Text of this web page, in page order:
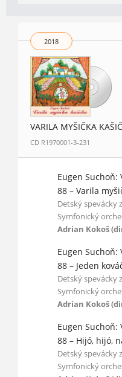
2018
VARILA MYŠIČKA
CD R1970001-3-231
Eugen Suchoň:
88 – Varila
Detský spevácky
Symfonický
Adrian Kokoš
Eugen Suchoň:
88 – Jeden
Detský spevácky
Symfonický
Adrian Kokoš
Eugen Suchoň:
88 – Hijó, hijó,
Detský spevácky
Symfonický